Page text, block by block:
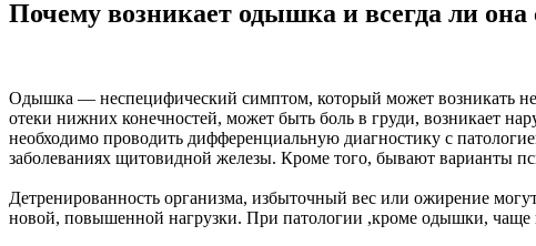
Почему возникает одышка и всегда ли она
Одышка — неспецифический симптом, который может возникать
отеки нижних конечностей, может быть боль в груди, возникает
необходимо проводить дифференциальную диагностику с
заболеваниях щитовидной железы. Кроме того, бывают варианты
Детренированность организма, избыточный вес или ожирение
новой, повышенной нагрузки. При патологии ,кроме одышки,